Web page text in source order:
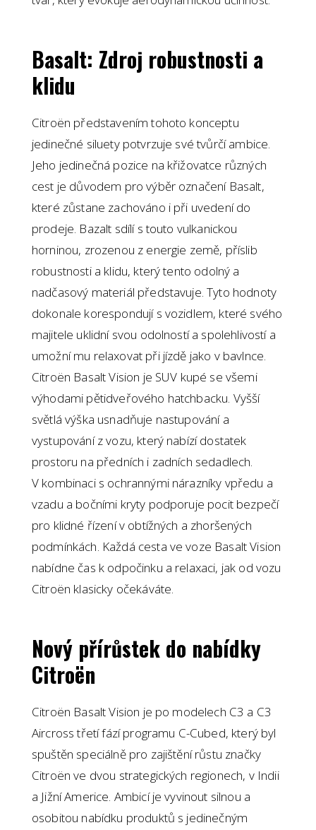
Basalt: Zdroj robustnosti a
klidu
Citroën představením tohoto konceptu
jedinečné siluety potvrzuje své tvůrčí ambice.
Jeho jedinečná pozice na křižovatce různých
cest je důvodem pro výběr označení Basalt,
které zůstane zachováno i při uvedení do
prodeje. Bazalt sdílí s touto vulkanickou
horninou, zrozenou z energie země, příslib
robustnosti a klidu, který tento odolný a
nadčasový materiál představuje. Tyto hodnoty
dokonale korespondují s vozidlem, které svého
majitele uklidní svou odolností a spolehlivostí a
umožní mu relaxovat při jízdě jako v bavlnce.
Citroën Basalt Vision je SUV kupé se všemi
výhodami pětidveřového hatchbacku. Vyšší
světlá výška usnadňuje nastupování a
vystupování z vozu, který nabízí dostatek
prostoru na předních i zadních sedadlech.
V kombinaci s ochrannými nárazníky vpředu a
vzadu a bočními kryty podporuje pocit bezpečí
pro klidné řízení v obtížných a zhoršených
podmínkách. Každá cesta ve voze Basalt Vision
nabídne čas k odpočinku a relaxaci, jak od vozu
Citroën klasicky očekáváte.
Nový přírůstek do nabídky
Citroën
Citroën Basalt Vision je po modelech C3 a C3
Aircross třetí fází programu C-Cubed, který byl
spuštěn speciálně pro zajištění růstu značky
Citroën ve dvou strategických regionech, v Indii
a Jižní Americe. Ambicí je vyvinout silnou a
osobitou nabídku produktů s jedinečným